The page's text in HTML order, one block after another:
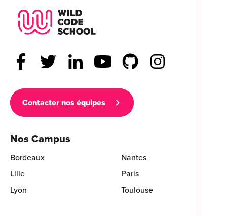
Contacter nos équipes
Nos Campus
Bordeaux
Lille
Lyon
Nantes
Paris
Toulouse